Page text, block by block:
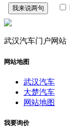
武汉汽车门户网站
网站地图
武汉汽车
大楚汽车
网站地图
我要询价